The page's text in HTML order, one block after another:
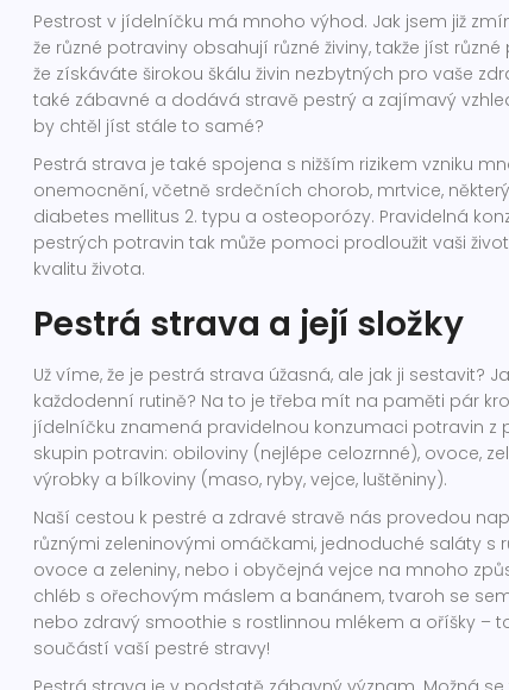
Pestrost v jídelníčku má mnoho výhod. Jak jsem již
že různé potraviny obsahují různé živiny, takže jíst
že získáváte širokou škálu živin nezbytných pro vaše
také zábavné a dodává stravě pestrý a zajímavý
by chtěl jíst stále to samé?
Pestrá strava je také spojena s nižším rizikem vzniku
onemocnění, včetně srdečních chorob, mrtvice,
diabetes mellitus 2. typu a osteoporózy. Pravidelná
pestrých potravin tak může pomoci prodloužit vaši
kvalitu života.
Pestrá strava a její složky
Už víme, že je pestrá strava úžasná, ale jak ji sestavit?
každodenní rutině? Na to je třeba mít na paměti pár
jídelníčku znamená pravidelnou konzumaci potravin z
skupin potravin: obiloviny (nejlépe celozrnné), ovoce,
výrobky a bílkoviny (maso, ryby, vejce, luštěniny).
Naší cestou k pestré a zdravé stravě nás provedou
různými zeleninovými omáčkami, jednoduché saláty s
ovoce a zeleniny, nebo i obyčejná vejce na mnoho
chléb s ořechovým máslem a banánem, tvaroh se
nebo zdravý smoothie s rostlinnou mlékem a oříšky –
součástí vaší pestré stravy!